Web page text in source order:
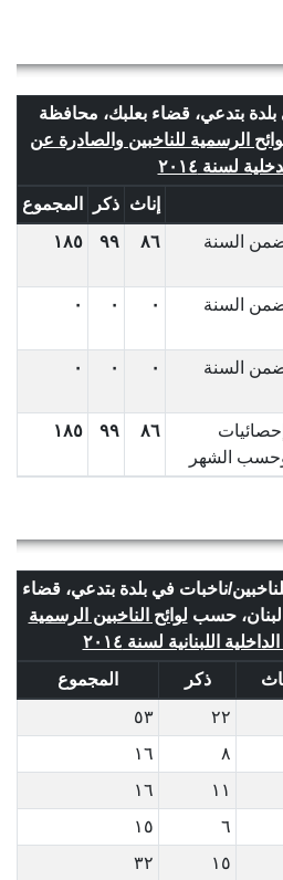
بلدة بتدعي، قضاء بعلبك، محافظة
الرسمية للناخبين والصادرة عن
لسنة ٢٠١٤
إناث ذكر
المجموع
السنة
٨٦ ٩٩ ١٨٥
السنة
٠ ٠ ٠
السنة
٠ ٠ ٠
وحسب الشهر
٨٦ ٩٩ ١٨٥
ناخبات في بلدة بتدعي، قضاء
لبنان، حسب لوائح الناخبين الرسمية
اللبنانية لسنة ٢٠١٤
ذكر
المجموع
٢٢
٥٣
٨
١٦
١١
١٦
٦
١٥
١٥
٣٢